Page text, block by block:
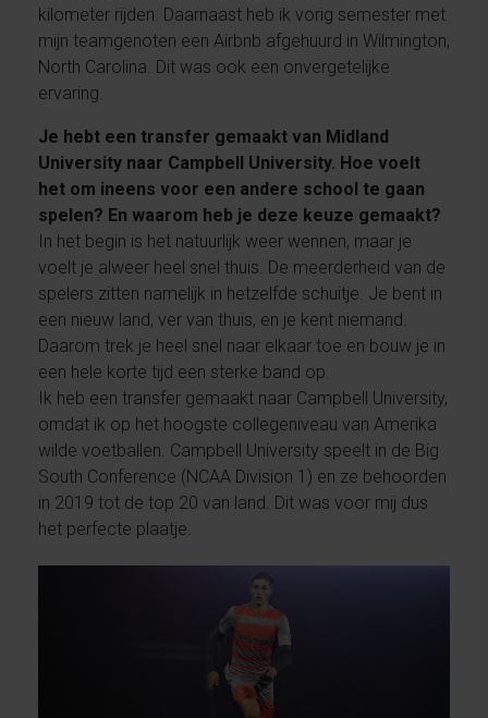
kilometer rijden. Daarnaast heb ik vorig semester met
mijn teamgenoten een Airbnb afgehuurd in Wilmington,
North Carolina. Dit was ook een onvergetelijke
ervaring.
Je hebt een transfer gemaakt van Midland
University naar Campbell University. Hoe voelt
het om ineens voor een andere school te gaan
spelen? En waarom heb je deze keuze gemaakt?
In het begin is het natuurlijk weer wennen, maar je
voelt je alweer heel snel thuis. De meerderheid van de
spelers zitten namelijk in hetzelfde schuitje. Je bent in
een nieuw land, ver van thuis, en je kent niemand.
Daarom trek je heel snel naar elkaar toe en bouw je in
een hele korte tijd een sterke band op.
Ik heb een transfer gemaakt naar Campbell University,
omdat ik op het hoogste collegeniveau van Amerika
wilde voetballen. Campbell University speelt in de Big
South Conference (NCAA Division 1) en ze behoorden
in 2019 tot de top 20 van land. Dit was voor mij dus
het perfecte plaatje.